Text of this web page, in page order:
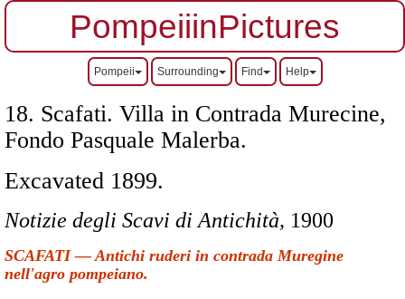
PompeiiinPictures
Pompeii Surrounding Find Help
18. Scafati. Villa in Contrada Murecine,
Fondo Pasquale Malerba.
Excavated 1899.
Notizie degli Scavi di Antichità, 1900
SCAFATI — Antichi ruderi in contrada Muregine
nell'agro pompeiano.